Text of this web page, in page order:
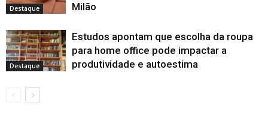
Destaque
Milão
Destaque
Estudos apontam que escolha da roupa
para home office pode impactar a
produtividade e autoestima